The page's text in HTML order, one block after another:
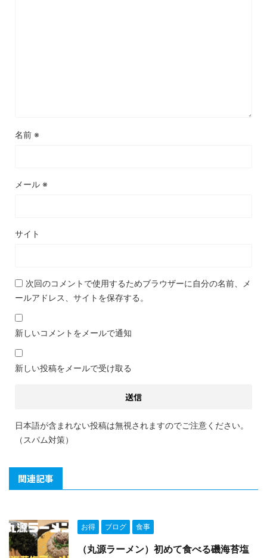
名前 ※
メール ※
サイト
次回のコメントで使用するためブラウザーに自分の名前、メ
ールアドレス、サイトを保存する。
新しいコメントをメールで通知
新しい投稿をメールで受け取る
日本語が含まれない投稿は無視されますのでご注意ください。
（スパム対策）
関連記事
お得 ブログ 食事
（丸源ラーメン）初めて食べる磯海苔塩